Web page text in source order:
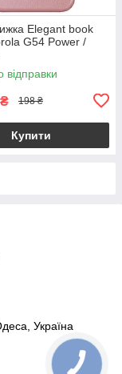
Elegant book
G54 Power /
відправки
₴ 198 ₴
Купити
Україна